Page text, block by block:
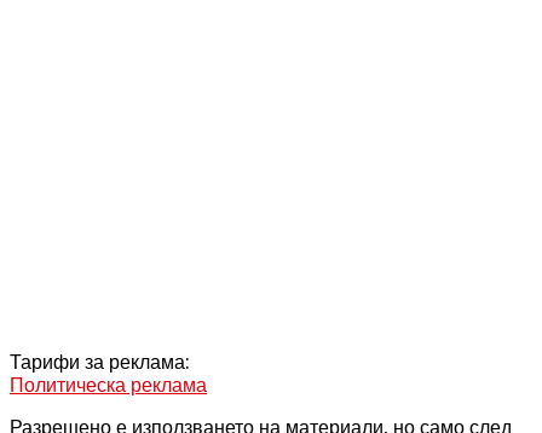
Тарифи за реклама:
Политическа реклама
Разрешено е използването на материали, но само след